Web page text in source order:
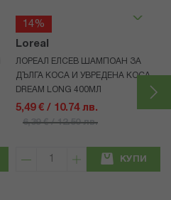
14%
Loreal
ЛОРЕАЛ ЕЛСЕВ ШАМПОАН ЗА
ДЪЛГА КОСА И УВРЕДЕНА КОСА
DREAM LONG 400МЛ
5,49 € / 10.74 лв.
6,39 € / 12.50 лв.
КУПИ